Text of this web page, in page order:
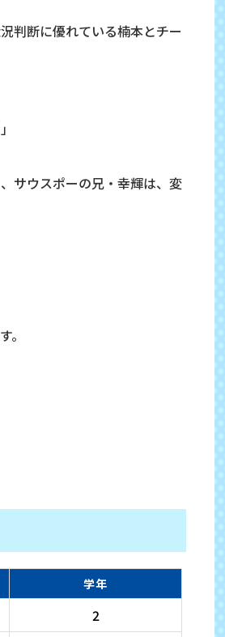
判断に優れている楠本とチー
サウスポーの兄・幸輝は、変
。
学年
2